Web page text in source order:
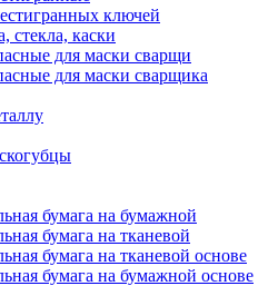
ключей
стекла, каски
для маски сварщи
для маски сварщика
бумага на бумажной
бумага на тканевой
бумага на тканевой основе
бумага на бумажной основе